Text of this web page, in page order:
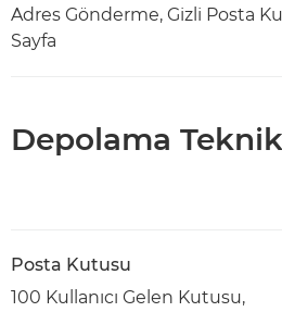
Adres Gönderme, Gizli Posta
Sayfa
Depolama
Posta Kutusu
100 Kullanıcı Gelen Kutusu,